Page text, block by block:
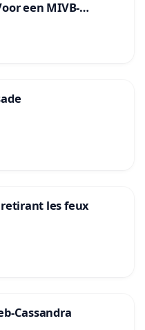
een MIVB-
en Het
les feux
Cassandra